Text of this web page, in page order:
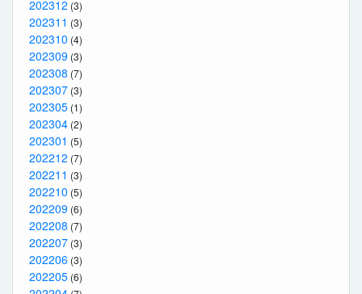
202312 (3)
202311 (3)
202310 (4)
202309 (3)
202308 (7)
202307 (3)
202305 (1)
202304 (2)
202301 (5)
202212 (7)
202211 (3)
202210 (5)
202209 (6)
202208 (7)
202207 (3)
202206 (3)
202205 (6)